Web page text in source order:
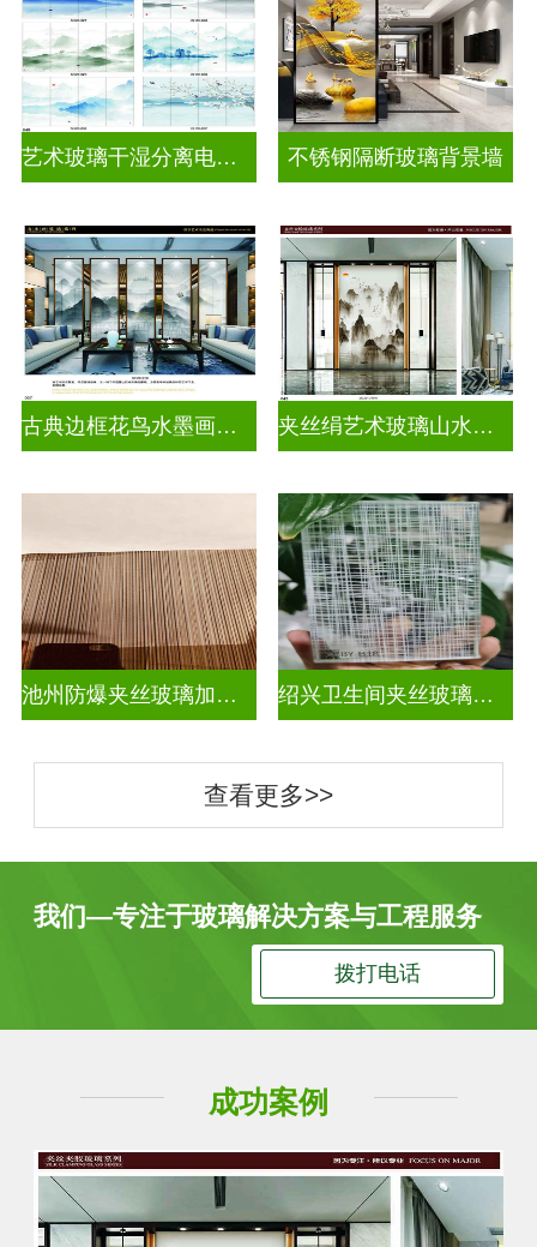
艺术玻璃干湿分离电视玻璃背景墙 不锈钢隔断玻璃背景墙
古典边框花鸟水墨画玻璃 夹丝绢艺术玻璃山水画玻璃
池州防爆夹丝玻璃加工厂 绍兴卫生间夹丝玻璃多少钱
查看更多>>
我们—专注于玻璃解决方案与工程服务
拨打电话
成功案例